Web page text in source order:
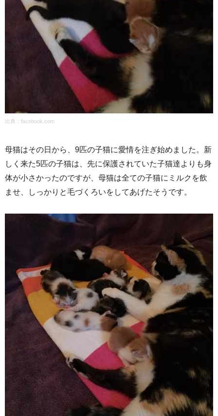
出典： facebook.com
母猫はその日から、9匹の子猫に愛情を注ぎ始めました。新
しく来た5匹の子猫は、先に保護されていた子猫達よりも身
体が小さかったのですが、母猫は全ての子猫にミルクを飲
ませ、しっかりと毛づくろいをしてあげたそうです。